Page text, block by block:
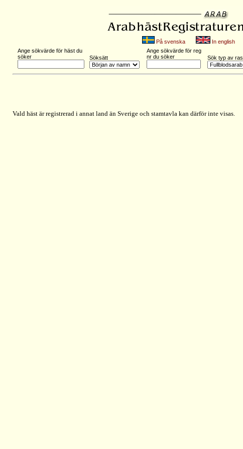
På svenska
In english
Ange sökvärde för häst du
söker
Söksätt
Ange sökvärde för reg
nr du söker
Sök typ av ras
Vald häst är registrerad i annat land än Sverige och stamtavla kan därför inte visas.